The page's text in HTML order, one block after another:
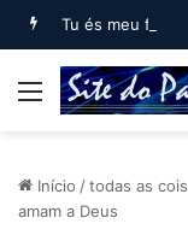
Tu és meu filho,
Menu
Início /todas as
amam a Deus